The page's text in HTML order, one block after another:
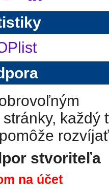
každý
stvoriteľa
na účet